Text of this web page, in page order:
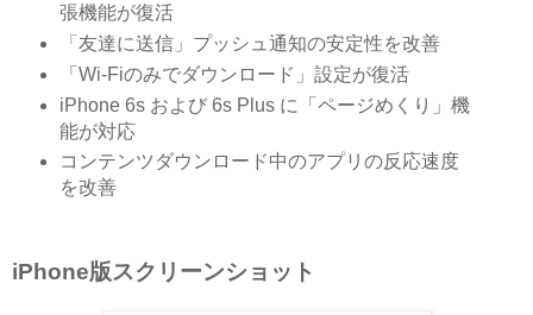
張機能が復活
「友達に送信」プッシュ通知の安定性を改善
「Wi-Fiのみでダウンロード」設定が復活
iPhone 6s および 6s Plus に「ページめくり」機
能が対応
コンテンツダウンロード中のアプリの反応速度
を改善
iPhone版スクリーンショット